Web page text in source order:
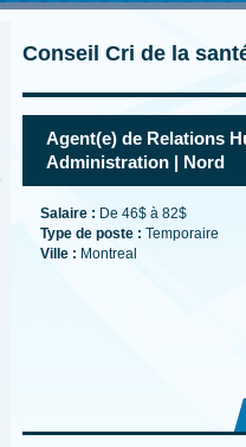
Conseil Cri de la
Agent(e) de Relations
Administration | Nord
Salaire : De 46$ à 82$
Type de poste : Temporaire
Ville : Montreal